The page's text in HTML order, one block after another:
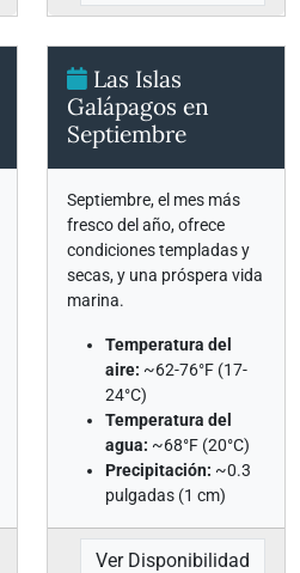
Las Islas
Galápagos en
Septiembre
Septiembre, el mes más
fresco del año, ofrece
condiciones templadas y
secas, y una próspera vida
marina.
Temperatura del
aire: ~62-76°F (17-
24°C)
Temperatura del
agua: ~68°F (20°C)
Precipitación: ~0.3
pulgadas (1 cm)
Ver Disponibilidad